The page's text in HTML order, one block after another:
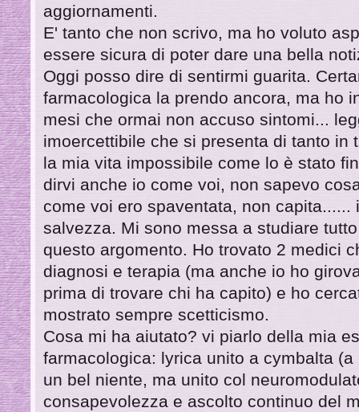
aggiornamenti.
E' tanto che non scrivo, ma ho voluto
essere sicura di poter dare una bella
Oggi posso dire di sentirmi guarita.
farmacologica la prendo ancora, ma ho
mesi che ormai non accuso sintomi...
imoercettibile che si presenta di tanto in
la mia vita impossibile come lo è stato
dirvi anche io come voi, non sapevo
come voi ero spaventata, non capita......
salvezza. Mi sono messa a studiare
questo argomento. Ho trovato 2 medici
diagnosi e terapia (ma anche io ho
prima di trovare chi ha capito) e ho
mostrato sempre scetticismo.
Cosa mi ha aiutato? vi piarlo della mia
farmacologica: lyrica unito a cymbalta
un bel niente, ma unito col
consapevolezza e ascolto continuo del